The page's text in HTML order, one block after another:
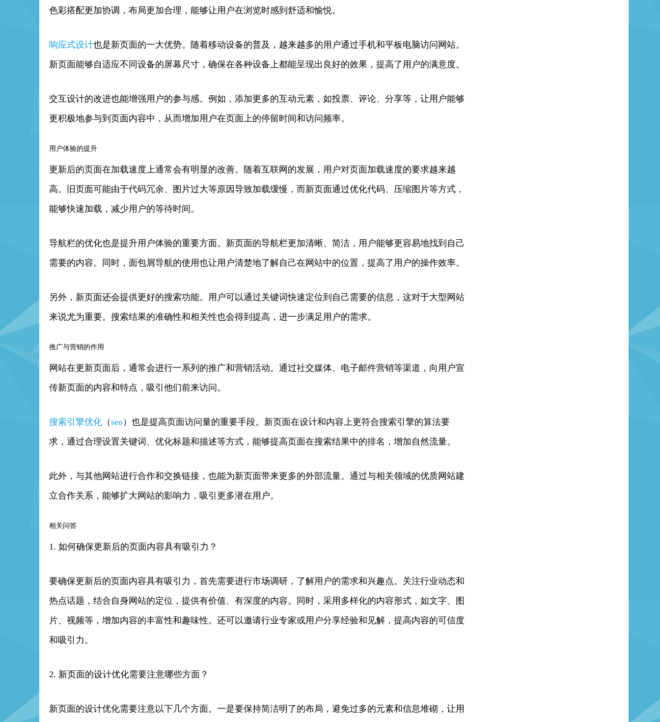
色彩搭配更加协调，布局更加合理，能够让用户在浏览时感到舒适和愉悦。
响应式设计也是新页面的一大优势。随着移动设备的普及，越来越多的用户通过手机和平板电脑访问网站。
新页面能够自适应不同设备的屏幕尺寸，确保在各种设备上都能呈现出良好的效果，提高了用户的满意度。
交互设计的改进也能增强用户的参与感。例如，添加更多的互动元素，如投票、评论、分享等，让用户能够
更积极地参与到页面内容中，从而增加用户在页面上的停留时间和访问频率。
用户体验的提升
更新后的页面在加载速度上通常会有明显的改善。随着互联网的发展，用户对页面加载速度的要求越来越
高。旧页面可能由于代码冗余、图片过大等原因导致加载缓慢，而新页面通过优化代码、压缩图片等方式，
能够快速加载，减少用户的等待时间。
导航栏的优化也是提升用户体验的重要方面。新页面的导航栏更加清晰、简洁，用户能够更容易地找到自己
需要的内容。同时，面包屑导航的使用也让用户清楚地了解自己在网站中的位置，提高了用户的操作效率。
另外，新页面还会提供更好的搜索功能。用户可以通过关键词快速定位到自己需要的信息，这对于大型网站
来说尤为重要。搜索结果的准确性和相关性也会得到提高，进一步满足用户的需求。
推广与营销的作用
网站在更新页面后，通常会进行一系列的推广和营销活动。通过社交媒体、电子邮件营销等渠道，向用户宣
传新页面的内容和特点，吸引他们前来访问。
搜索引擎优化 （seo）也是提高页面访问量的重要手段。新页面在设计和内容上更符合搜索引擎的算法要
求，通过合理设置关键词、优化标题和描述等方式，能够提高页面在搜索结果中的排名，增加自然流量。
此外，与其他网站进行合作和交换链接，也能为新页面带来更多的外部流量。通过与相关领域的优质网站建
立合作关系，能够扩大网站的影响力，吸引更多潜在用户。
相关问答
1. 如何确保更新后的页面内容具有吸引力？
要确保更新后的页面内容具有吸引力，首先需要进行市场调研，了解用户的需求和兴趣点。关注行业动态和
热点话题，结合自身网站的定位，提供有价值、有深度的内容。同时，采用多样化的内容形式，如文字、图
片、视频等，增加内容的丰富性和趣味性。还可以邀请行业专家或用户分享经验和见解，提高内容的可信度
和吸引力。
2. 新页面的设计优化需要注意哪些方面？
新页面的设计优化需要注意以下几个方面。一是要保持简洁明了的布局，避免过多的元素和信息堆砌，让用